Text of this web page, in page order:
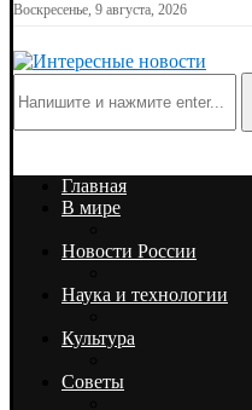
Воскресенье, 9 августа, 2026
Главная
В мире
Новости России
Наука и технологии
Культура
Советы